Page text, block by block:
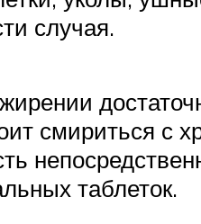
случая.
смириться с
таблеток.